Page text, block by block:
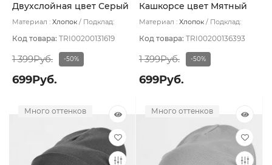
Двухслойная цвет Серый
светлый меланж
Материал : Хлопок
Подклад:
Код товара: TRI00200131619
1 399Руб. -50%
699Руб.
Кашкорсе цвет Мятный
светлый
Материал : Хлопок
Подклад:
Код товара: TRI00200136393
1 399Руб. -50%
699Руб.
Много оттенков Много оттенков